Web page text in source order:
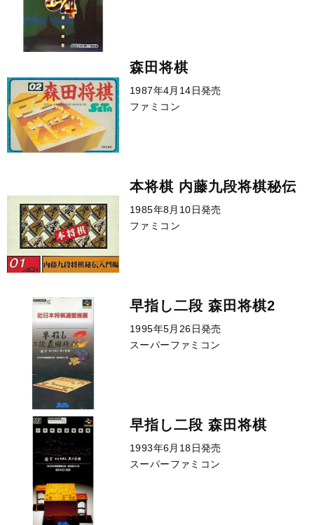
森田将棋
1987年4月14日発売
ファミコン
本将棋 内藤九段将棋秘伝
1985年8月10日発売
ファミコン
早指し二段 森田将棋2
1995年5月26日発売
スーパーファミコン
早指し二段 森田将棋
1993年6月18日発売
スーパーファミコン